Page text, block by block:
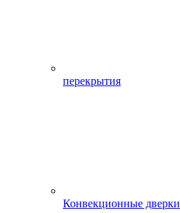
перекрытия
Конвекционные дверки